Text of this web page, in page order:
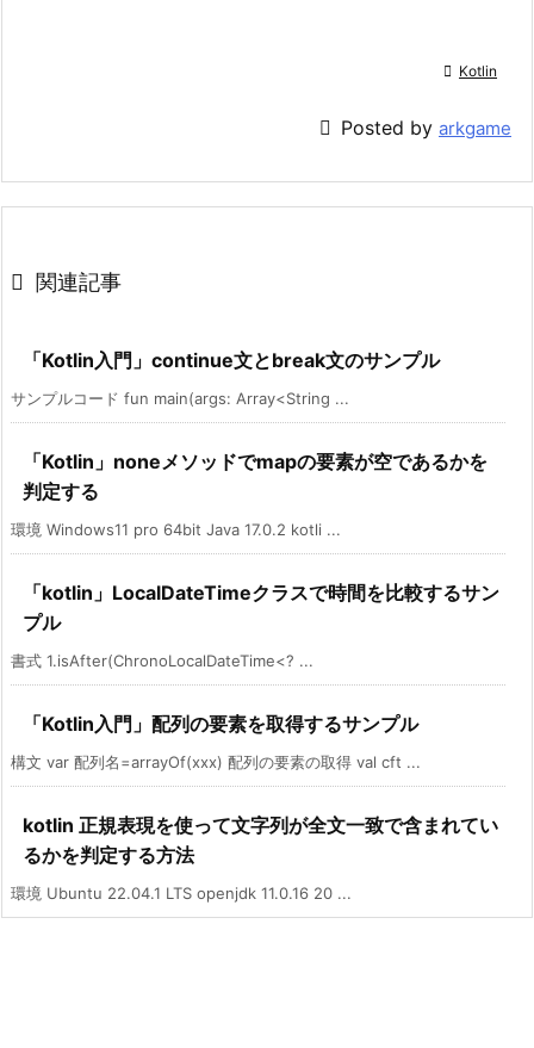
 Kotlin
 Posted by arkgame
 関連記事
「Kotlin入門」continue文とbreak文のサンプル
サンプルコード fun main(args: Array<String ...
「Kotlin」noneメソッドでmapの要素が空であるかを
判定する
環境 Windows11 pro 64bit Java 17.0.2 kotli ...
「kotlin」LocalDateTimeクラスで時間を比較するサン
プル
書式 1.isAfter(ChronoLocalDateTime<? ...
「Kotlin入門」配列の要素を取得するサンプル
構文 var 配列名=arrayOf(xxx) 配列の要素の取得 val cft ...
kotlin 正規表現を使って文字列が全文一致で含まれてい
るかを判定する方法
環境 Ubuntu 22.04.1 LTS openjdk 11.0.16 20 ...